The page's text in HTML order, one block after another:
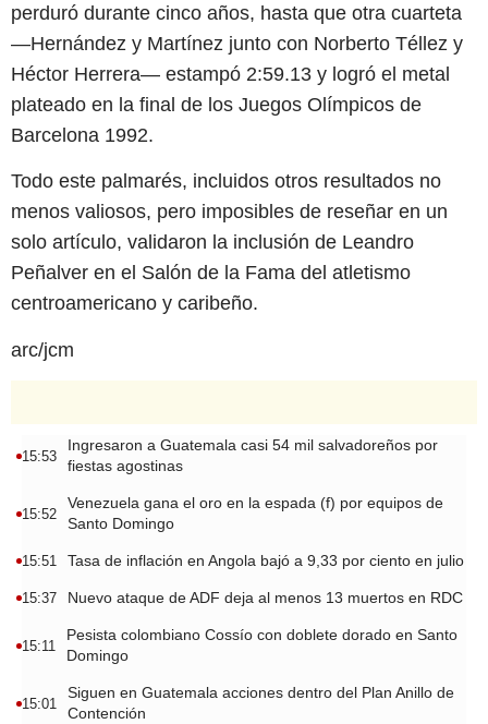
perduró durante cinco años, hasta que otra cuarteta
—Hernández y Martínez junto con Norberto Téllez y
Héctor Herrera— estampó 2:59.13 y logró el metal
plateado en la final de los Juegos Olímpicos de
Barcelona 1992.
Todo este palmarés, incluidos otros resultados no
menos valiosos, pero imposibles de reseñar en un
solo artículo, validaron la inclusión de Leandro
Peñalver en el Salón de la Fama del atletismo
centroamericano y caribeño.
arc/jcm
15:53
Ingresaron a Guatemala casi 54 mil salvadoreños por
fiestas agostinas
15:52
Venezuela gana el oro en la espada (f) por equipos de
Santo Domingo
15:51 Tasa de inflación en Angola bajó a 9,33 por ciento en julio
15:37 Nuevo ataque de ADF deja al menos 13 muertos en RDC
15:11
Pesista colombiano Cossío con doblete dorado en Santo
Domingo
15:01
Siguen en Guatemala acciones dentro del Plan Anillo de
Contención